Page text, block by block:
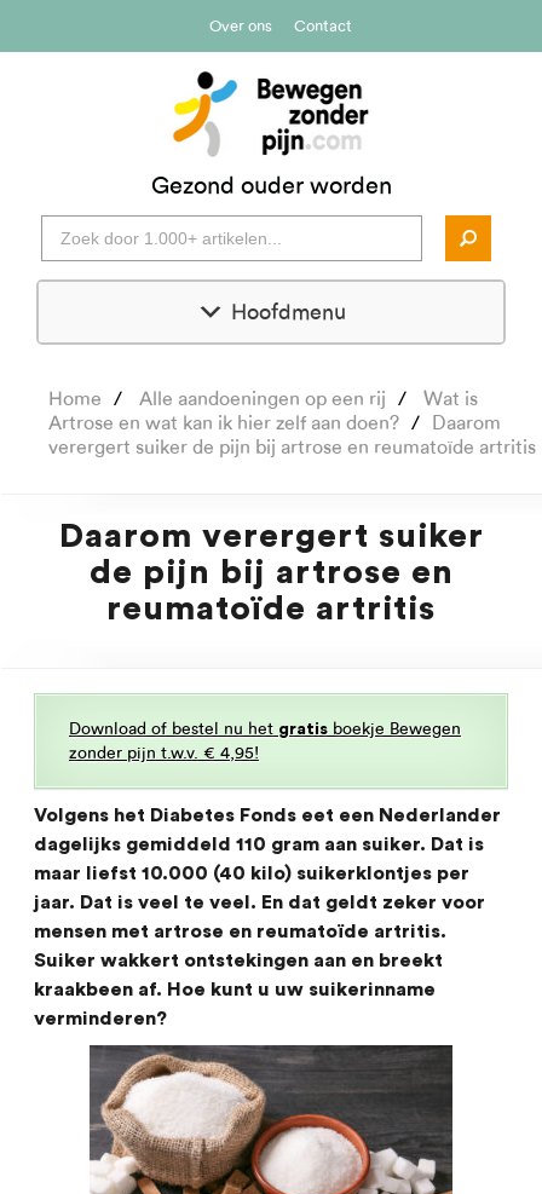
Over ons Contact
Gezond ouder worden
Hoofdmenu
Home Alle aandoeningen op een rij
Wat is
Artrose en wat kan ik hier zelf aan doen?
Daarom
verergert suiker de pijn bij artrose en reumatoïde artritis
Daarom verergert suiker
de pijn bij artrose en
reumatoïde artritis
Download of bestel nu het gratis boekje Bewegen
zonder pijn t.w.v. € 4,95!
Volgens het Diabetes Fonds eet een Nederlander
dagelijks gemiddeld 110 gram aan suiker. Dat is
maar liefst 10.000 (40 kilo) suikerklontjes per
jaar. Dat is veel te veel. En dat geldt zeker voor
mensen met artrose en reumatoïde artritis.
Suiker wakkert ontstekingen aan en breekt
kraakbeen af. Hoe kunt u uw suikerinname
verminderen?